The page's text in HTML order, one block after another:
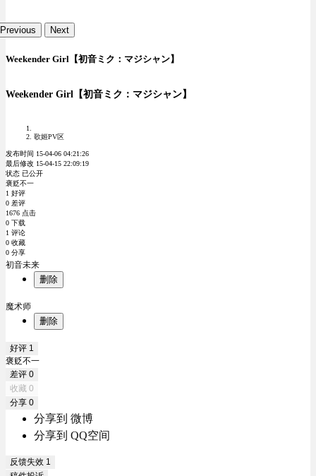
Previous Next
Weekender Girl【初音ミク：マジシャン】
Weekender Girl【初音ミク：マジシャン】
歌姬PV区
发布时间 15-04-06 04:21:26
最后修改 15-04-15 22:09:19
状态 已公开
褒贬不一
1 好评
0 差评
1676 点击
0 下载
1 评论
0 收藏
0 分享
初音未来
删除
魔术师
删除
好评 1
褒贬不一
差评 0
收藏 0
分享 0
分享到 微博
分享到 QQ空间
反馈失效 1